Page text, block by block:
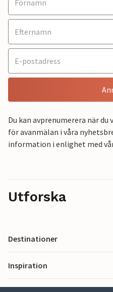
Du kan avprenumerera när
för avanmälan i våra
information i enlighet med
Utforska
Destinationer
Inspiration